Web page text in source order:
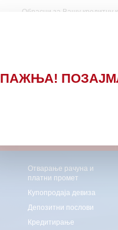
ПАЖЊА!
Обрасци за Вашу кредитну
Oтварање рачуна и
платни промет
Купопродаја девиза
Депозитни послови
Кредитирање